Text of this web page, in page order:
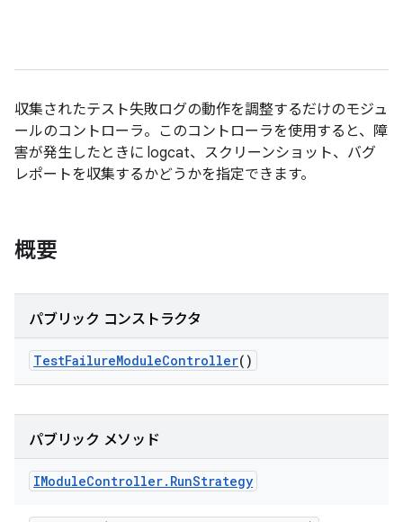
収集されたテスト失敗ログの動作を調整するだけのモジュ
ールのコントローラ。このコントローラを使用すると、障
害が発生したときに logcat、スクリーンショット、バグ
レポートを収集するかどうかを指定できます。
概要
パブリック コンストラクタ
TestFailureModuleController()
パブリック メソッド
IModuleController. RunStrategy